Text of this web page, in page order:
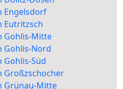
Engelsdorf
Eutritzsch
Gohlis-Mitte
Gohlis-Nord
Gohlis-Süd
Großzschocher
Grünau-Mitte